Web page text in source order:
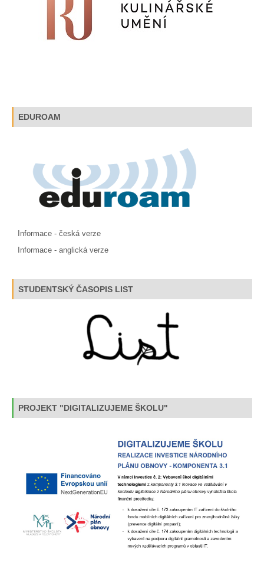
EDUROAM
Informace - česká verze
Informace - anglická verze
STUDENTSKÝ ČASOPIS LIST
PROJEKT "DIGITALIZUJEME ŠKOLU"